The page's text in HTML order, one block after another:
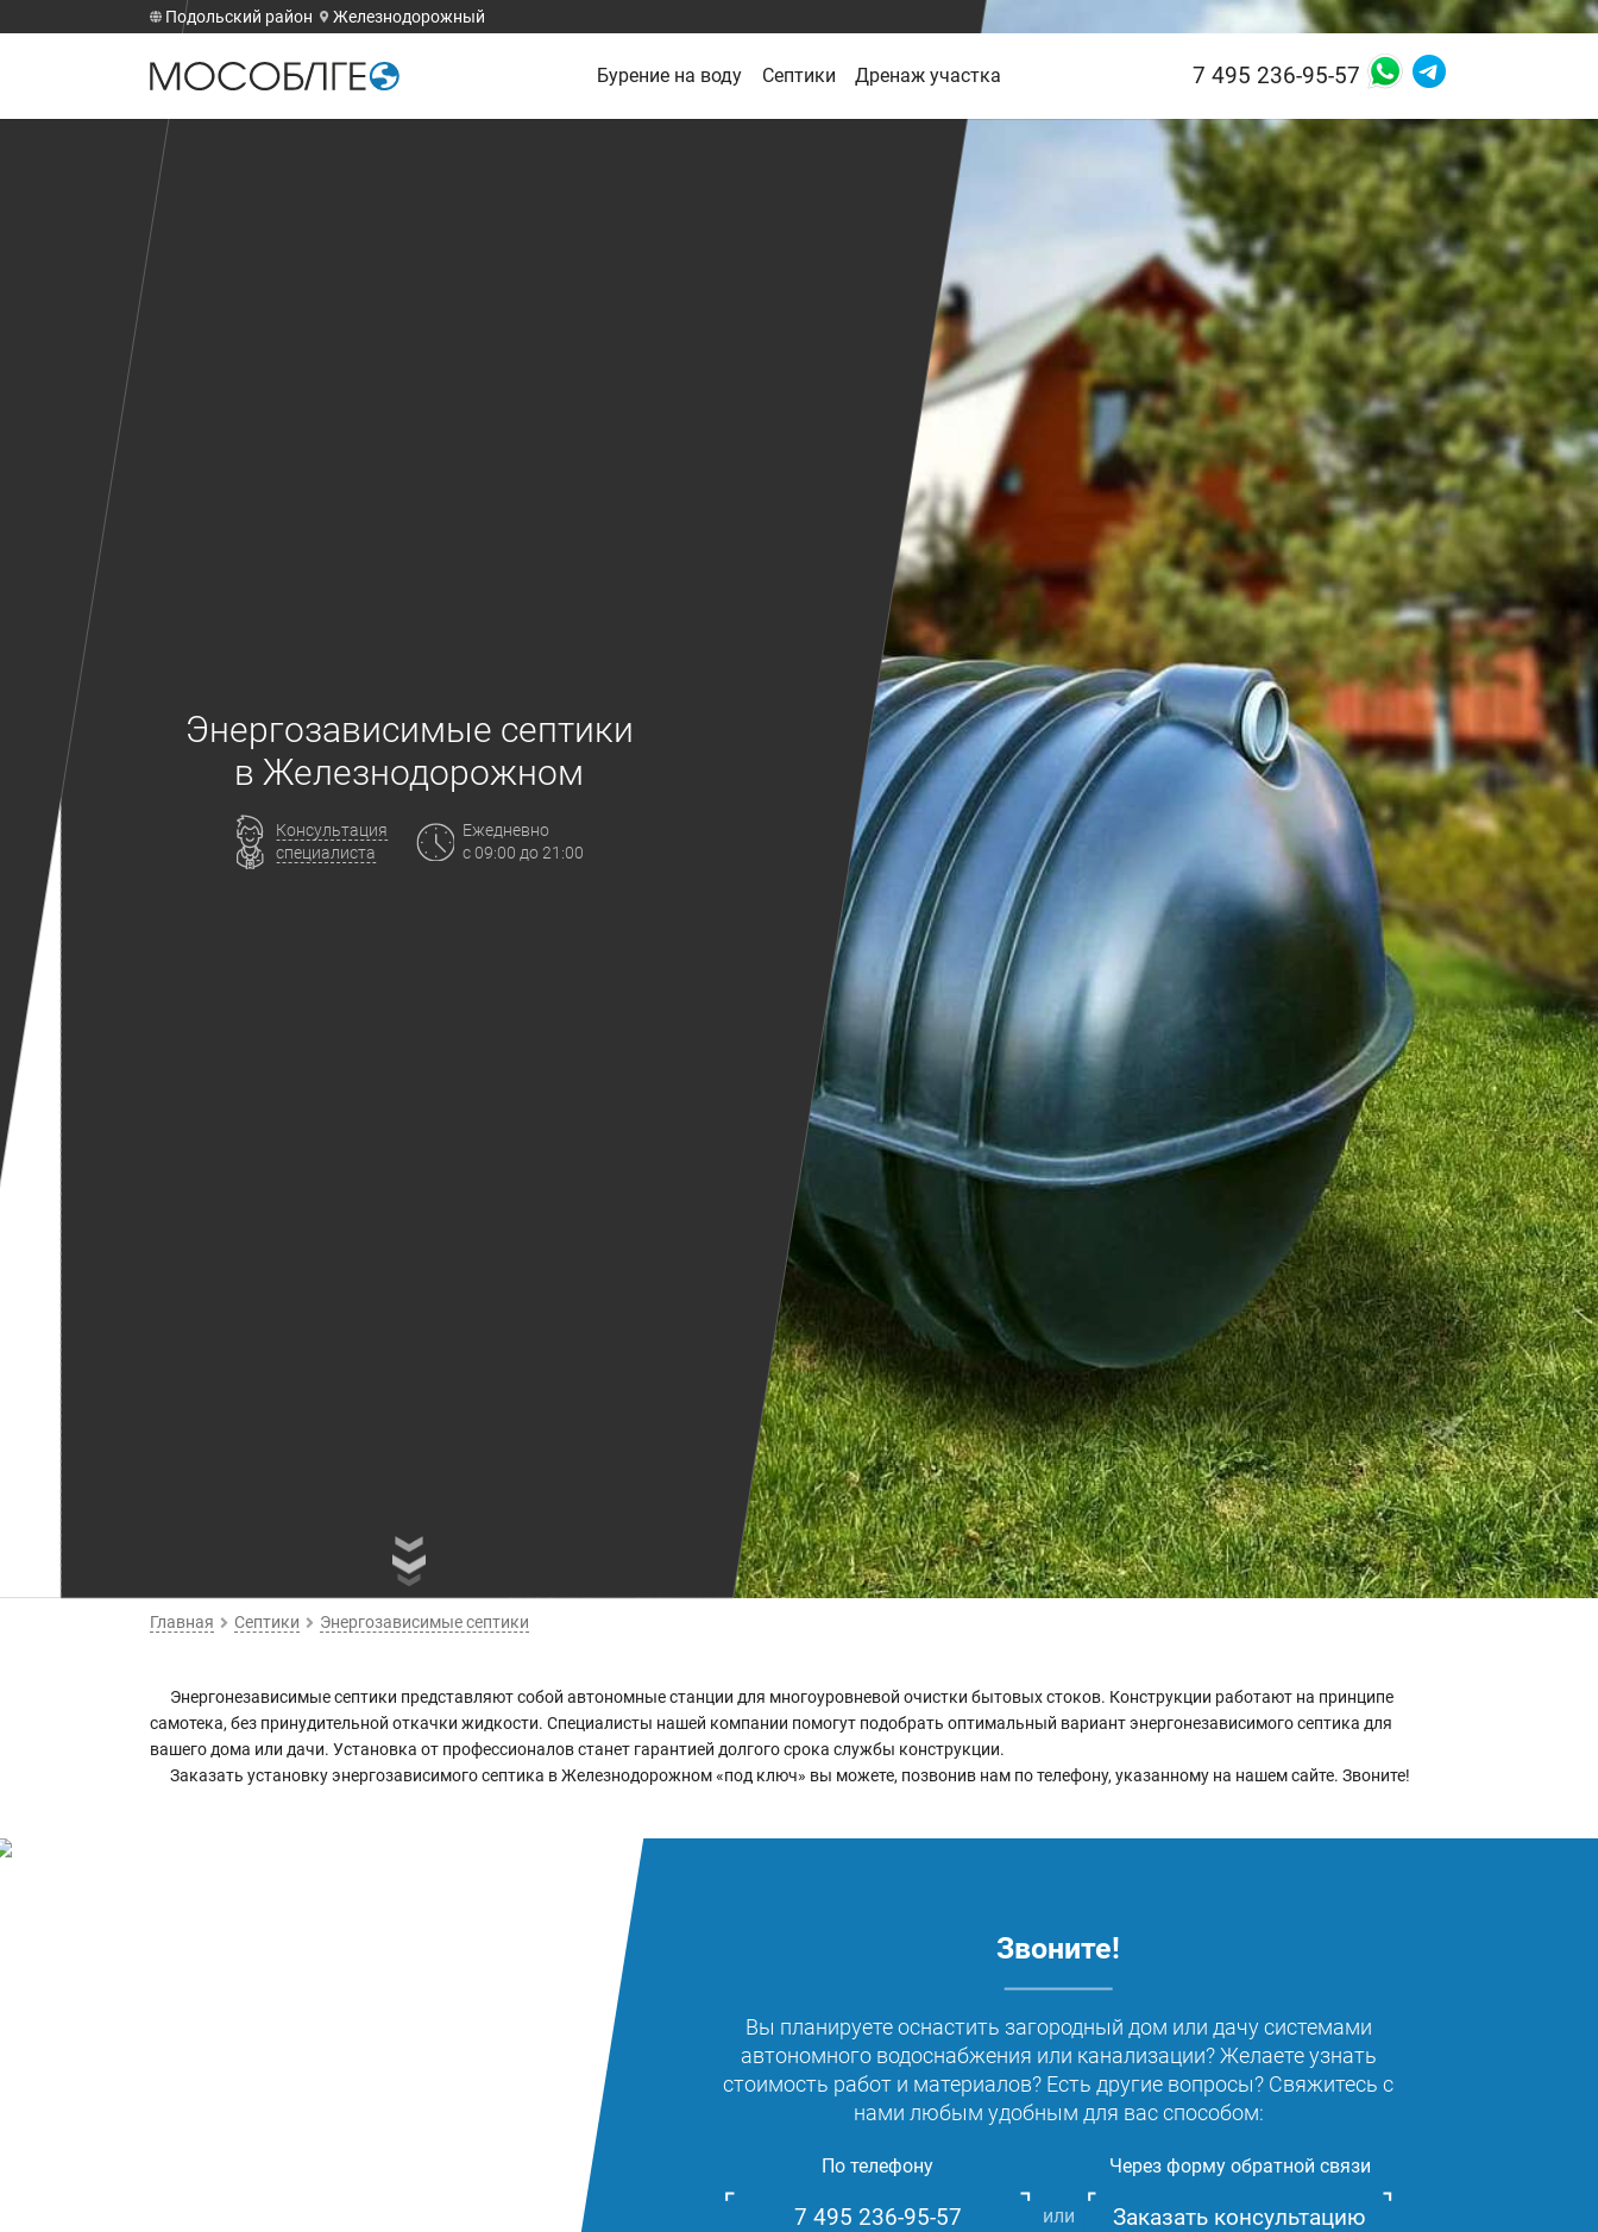
Подольский район Железнодорожный
Бурение на воду Септики Дренаж участка 7 495 236-95-57
Энергозависимые септики
в Железнодорожном
Консультация
специалиста
Ежедневно
с 09:00 до 21:00
Главная Септики Энергозависимые септики
Энергонезависимые септики представляют собой автономные станции для многоуровневой очистки бытовых стоков. Конструкции работают на принципе
самотека, без принудительной откачки жидкости. Специалисты нашей компании помогут подобрать оптимальный вариант энергонезависимого септика для
вашего дома или дачи. Установка от профессионалов станет гарантией долгого срока службы конструкции.
Заказать установку энергозависимого септика в Железнодорожном «под ключ» вы можете, позвонив нам по телефону, указанному на нашем сайте. Звоните!
Звоните!
Вы планируете оснастить загородный дом или дачу системами
автономного водоснабжения или канализации? Желаете узнать
стоимость работ и материалов? Есть другие вопросы? Свяжитесь с
нами любым удобным для вас способом:
По телефону
7 495 236-95-57 или
Через форму обратной связи
Заказать консультацию